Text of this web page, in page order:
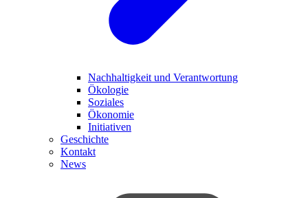
Nachhaltigkeit und Verantwortung
Ökologie
Soziales
Ökonomie
Initiativen
Geschichte
Kontakt
News